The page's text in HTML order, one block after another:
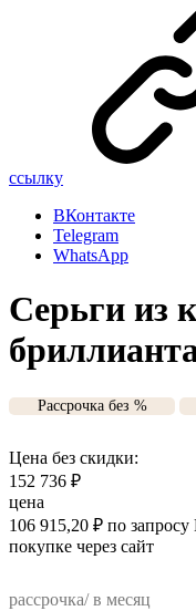
ссылку
ВКонтакте
Telegram
WhatsApp
Серьги из
Рассрочка без %
Цена без скидки:
152 736 ₽
цена
106 915,20 ₽ по запросу
покупке через сайт
рассрочка/ в месяц